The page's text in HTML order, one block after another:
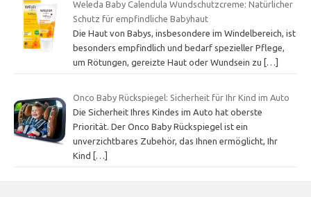
Weleda Baby Calendula Wundschutzcreme: Natürlicher
Schutz für empfindliche Babyhaut
Die Haut von Babys, insbesondere im Windelbereich, ist
besonders empfindlich und bedarf spezieller Pflege,
um Rötungen, gereizte Haut oder Wundsein zu
[…]
Onco Baby Rückspiegel: Sicherheit für Ihr Kind im Auto
Die Sicherheit Ihres Kindes im Auto hat oberste
Priorität. Der Onco Baby Rückspiegel ist ein
unverzichtbares Zubehör, das Ihnen ermöglicht, Ihr
Kind
[…]